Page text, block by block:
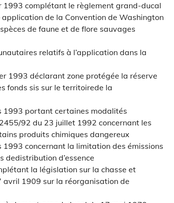
complétant le règlement grand-ducal
de la Convention de Washington
de faune et de flore sauvages
relatifs à l’application dans la
1993 déclarant zone protégée la réserve
fonds sis sur le territoirede la
1993 portant certaines modalités
92 du 23 juillet 1992 concernant les
produits chimiques dangereux
concernant la limitation des émissions
dedistribution d’essence
la législation sur la chasse et
avril 1909 sur la réorganisation de